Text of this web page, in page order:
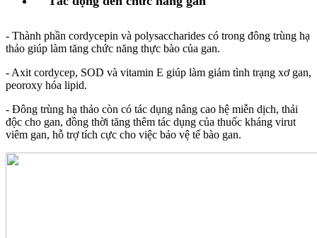
- Thành phần cordycepin và polysaccharides có trong đông trùng hạ
thảo giúp làm tăng chức năng thực bào của gan.
- Axit cordycep, SOD và vitamin E giúp làm giảm tình trạng xơ gan,
peoroxy hóa lipid.
- Đông trùng hạ thảo còn có tác dụng nâng cao hệ miễn dịch, thải
độc cho gan, đồng thời tăng thêm tác dụng của thuốc kháng virut
viêm gan, hỗ trợ tích cực cho việc bảo vệ tế bào gan.